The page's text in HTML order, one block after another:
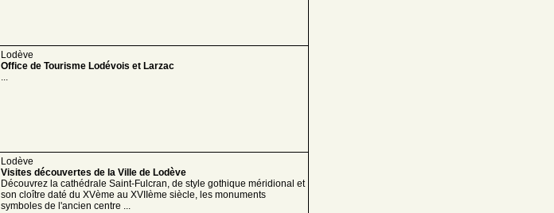
Lodève
Office de Tourisme Lodévois et Larzac
...
Lodève
Visites découvertes de la Ville de Lodève
Découvrez la cathédrale Saint-Fulcran, de style gothique méridional et
son cloître daté du XVème au XVIIème siècle, les monuments
symboles de l'ancien centre ...